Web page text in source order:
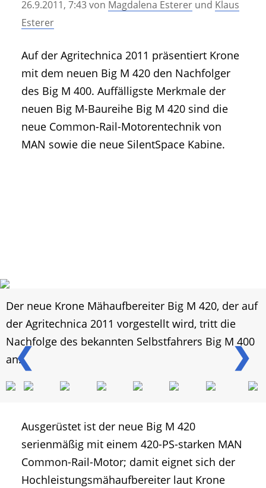
• Geschichte und Geschichten
• Messen und Veranstaltungen
• Agritechnica Neuheiten Archiv
• Artikel nach Hersteller/Marke
26.9.2011, 7:43von Magdalena Esterer und Klaus
Esterer
Auf der Agritechnica 2011 präsentiert Krone
mit dem neuen Big M 420 den Nachfolger
des Big M 400. Auffälligste Merkmale der
neuen Big M-Baureihe Big M 420 sind die
neue Common-Rail-Motorentechnik von
MAN sowie die neue SilentSpace Kabine.
❮ ❯
Der neue Krone Mähaufbereiter Big M 420, der auf
der Agritechnica 2011 vorgestellt wird, tritt die
Nachfolge des bekannten Selbstfahrers Big M 400
an.
Ausgerüstet ist der neue Big M 420
serienmäßig mit einem 420-PS-starken MAN
Common-Rail-Motor; damit eignet sich der
Hochleistungsmähaufbereiter laut Krone